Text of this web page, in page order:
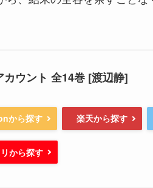
カウント 全14巻 [渡辺静]
から探す 楽天から探す
から探す